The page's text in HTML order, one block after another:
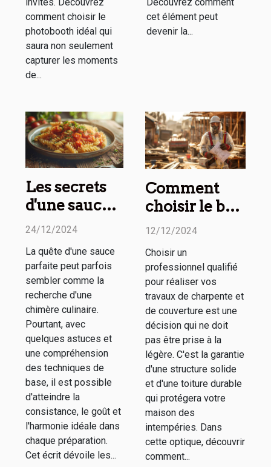
invités. Découvrez
comment choisir le
photobooth idéal qui
saura non seulement
capturer les moments
de...
Découvrez comment
cet élément peut
devenir la...
Les secrets
d'une sauce
parfaite à
24/12/2024
La quête d'une sauce
parfaite peut parfois
sembler comme la
recherche d'une
chimère culinaire.
Pourtant, avec
quelques astuces et
une compréhension
des techniques de
base, il est possible
d'atteindre la
consistance, le goût et
l'harmonie idéale dans
chaque préparation.
Cet écrit dévoile les...
Comment
choisir le bon
professionnel
travaux de
charpente et
couverture
12/12/2024
Choisir un
professionnel qualifié
pour réaliser vos
travaux de charpente et
de couverture est une
décision qui ne doit
pas être prise à la
légère. C'est la garantie
d'une structure solide
et d'une toiture durable
qui protégera votre
maison des
intempéries. Dans
cette optique, découvrir
comment...